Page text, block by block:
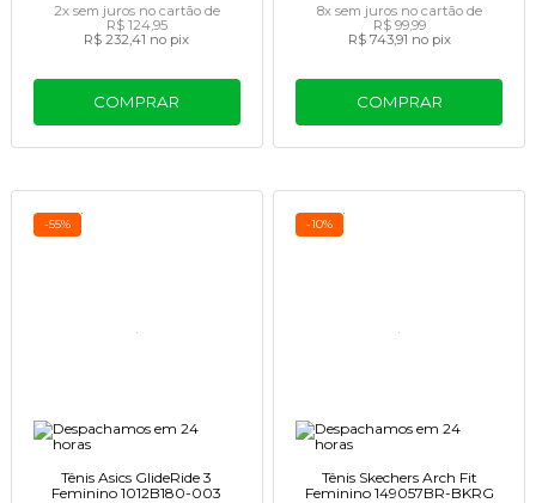
2x sem juros no cartãode
R$ 124,95
R$ 232,41 no pix
COMPRAR
8x sem juros no cartãode
R$ 99,99
R$ 743,91 no pix
COMPRAR
-55%
Tênis Asics GlideRide 3
Feminino 1012B180-003
-10%
Tênis Skechers Arch Fit
Feminino 149057BR-BKRG